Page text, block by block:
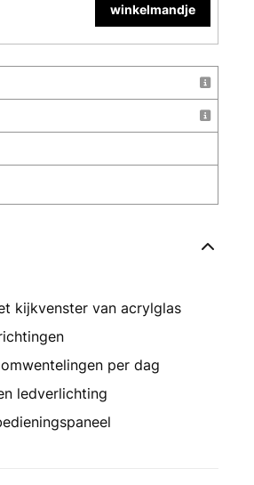
winkelmandje
kijkvenster van acrylglas
per dag
ledverlichting